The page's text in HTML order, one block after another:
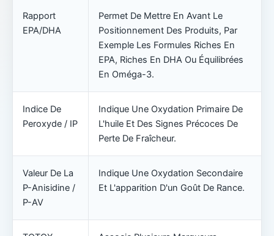
Rapport
EPA/DHA
Permet De Mettre En Avant Le
Positionnement Des Produits, Par
Exemple Les Formules Riches En
EPA, Riches En DHA Ou Équilibrées
En Oméga-3.
Indice De
Peroxyde / IP
Indique Une Oxydation Primaire De
L'huile Et Des Signes Précoces De
Perte De Fraîcheur.
Valeur De La
P-Anisidine /
P-AV
Indique Une Oxydation Secondaire
Et L'apparition D'un Goût De Rance.